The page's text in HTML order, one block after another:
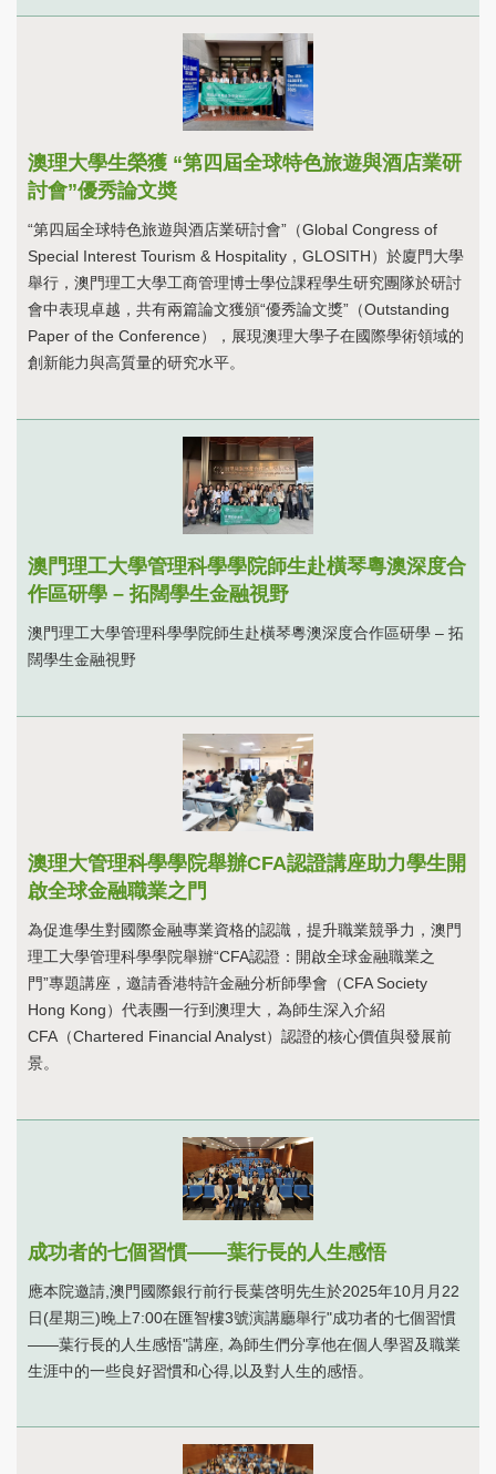
澳理大學生榮獲 “第四屆全球特色旅遊與酒店業研
討會”優秀論文奬
“第四屆全球特色旅遊與酒店業研討會”（Global Congress of
Special Interest Tourism & Hospitality，GLOSITH）於廈門大學
舉行，澳門理工大學工商管理博士學位課程學生研究團隊於研討
會中表現卓越，共有兩篇論文獲頒“優秀論文獎”（Outstanding
Paper of the Conference），展現澳理大學子在國際學術領域的
創新能力與高質量的研究水平。
澳門理工大學管理科學學院師生赴橫琴粵澳深度合
作區研學 – 拓闊學生金融視野
澳門理工大學管理科學學院師生赴橫琴粵澳深度合作區研學 – 拓
闊學生金融視野
澳理大管理科學學院舉辦CFA認證講座助力學生開
啟全球金融職業之門
為促進學生對國際金融專業資格的認識，提升職業競爭力，澳門
理工大學管理科學學院舉辦“CFA認證：開啟全球金融職業之
門”專題講座，邀請香港特許金融分析師學會（CFA Society
Hong Kong）代表團一行到澳理大，為師生深入介紹
CFA（Chartered Financial Analyst）認證的核心價值與發展前
景。
成功者的七個習慣——葉行長的人生感悟
應本院邀請,澳門國際銀行前行長葉啓明先生於2025年10月月22
日(星期三)晚上7:00在匯智樓3號演講廳舉行"成功者的七個習慣
——葉行長的人生感悟"講座, 為師生們分享他在個人學習及職業
生涯中的一些良好習慣和心得,以及對人生的感悟。